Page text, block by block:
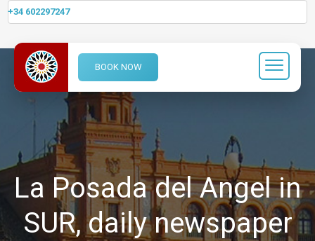
+34 602297247
BOOK NOW
La Posada del Angel in
SUR, daily newspaper